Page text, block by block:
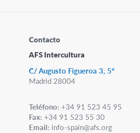
Contacto
AFS Intercultura
C/ Augusto Figueroa 3, 5º
Madrid 28004
Teléfono:+34 91 523 45 95
Fax:+34 91 523 55 30
Email: info-spain@afs.org